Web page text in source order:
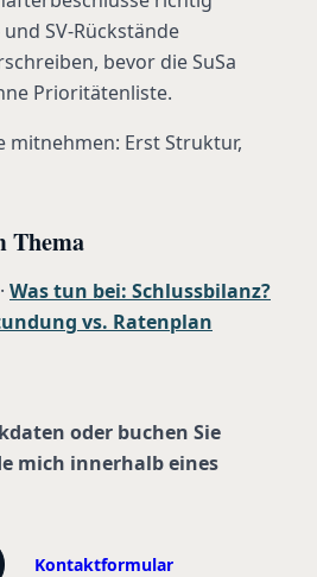
SV-Rückstände
bevor die SuSa
Prioritätenliste.
mitnehmen: Erst Struktur,
Thema
· Was tun bei: Schlussbilanz?
vs. Ratenplan
oder buchen Sie
mich innerhalb eines
Kontaktformular